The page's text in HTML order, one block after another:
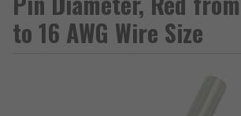
to 16 AWG Wire Size